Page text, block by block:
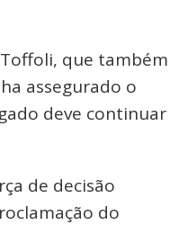
que também
assegurado o
deve continuar
de decisão
do